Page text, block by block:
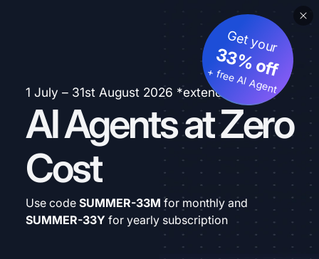
1 July – 31st August 2026 *extended
AI Agents at Zero
Cost
Get your
33% off
+ free AI Agent
Use code SUMMER-33M for monthly and
SUMMER-33Y for yearly subscription